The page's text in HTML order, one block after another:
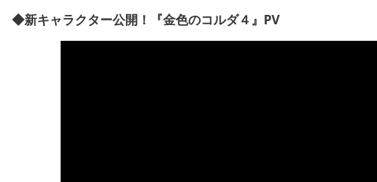
◆新キャラクター公開！『金色のコルダ４』PV